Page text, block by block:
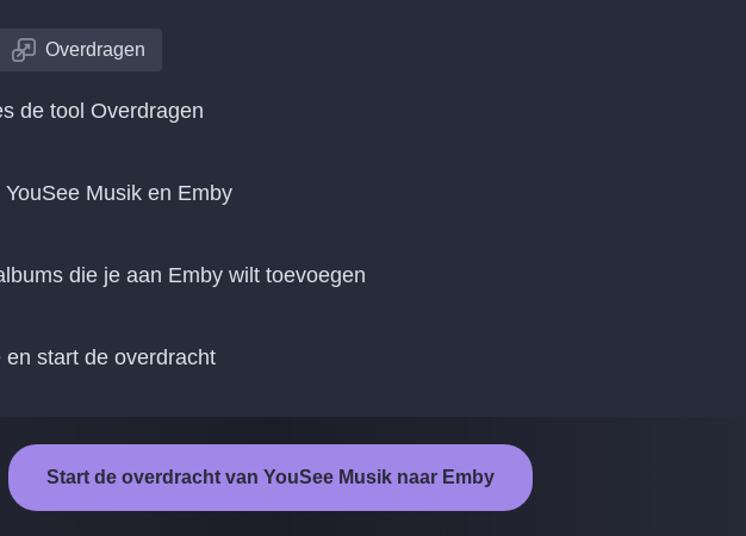
Overdragen
de tool Overdragen
Musik en Emby
die je aan Emby wilt toevoegen
start de overdracht
Start de overdracht van YouSee Musik naar Emby